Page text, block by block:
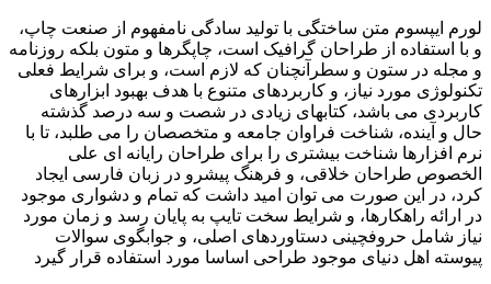
لورم ایپسوم متن ساختگی با تولید سادگی نامفهوم از صنعت چاپ،
و با استفاده از طراحان گرافیک است، چاپگرها و متون بلکه روزنامه
و مجله در ستون و سطرآنچنان که لازم است، و برای شرایط فعلی
تکنولوژی مورد نیاز، و کاربردهای متنوع با هدف بهبود ابزارهای
کاربردی می باشد، کتابهای زیادی در شصت و سه درصد گذشته
حال و آینده، شناخت فراوان جامعه و متخصصان را می طلبد، تا با
نرم افزارها شناخت بیشتری را برای طراحان رایانه ای علی
الخصوص طراحان خلاقی، و فرهنگ پیشرو در زبان فارسی ایجاد
کرد، در این صورت می توان امید داشت که تمام و دشواری موجود
در ارائه راهکارها، و شرایط سخت تایپ به پایان رسد و زمان مورد
نیاز شامل حروفچینی دستاوردهای اصلی، و جوابگوی سوالات
پیوسته اهل دنیای موجود طراحی اساسا مورد استفاده قرار گیرد